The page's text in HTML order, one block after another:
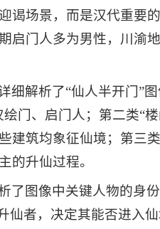
谒场景，而是汉代重要
启门人多为男性，川渝
细解析了“仙人半开门”
门、启门人；第二类“
建筑均象征仙境；第三
的升仙过程。
了图像中关键人物的身
仙者，决定其能否进入